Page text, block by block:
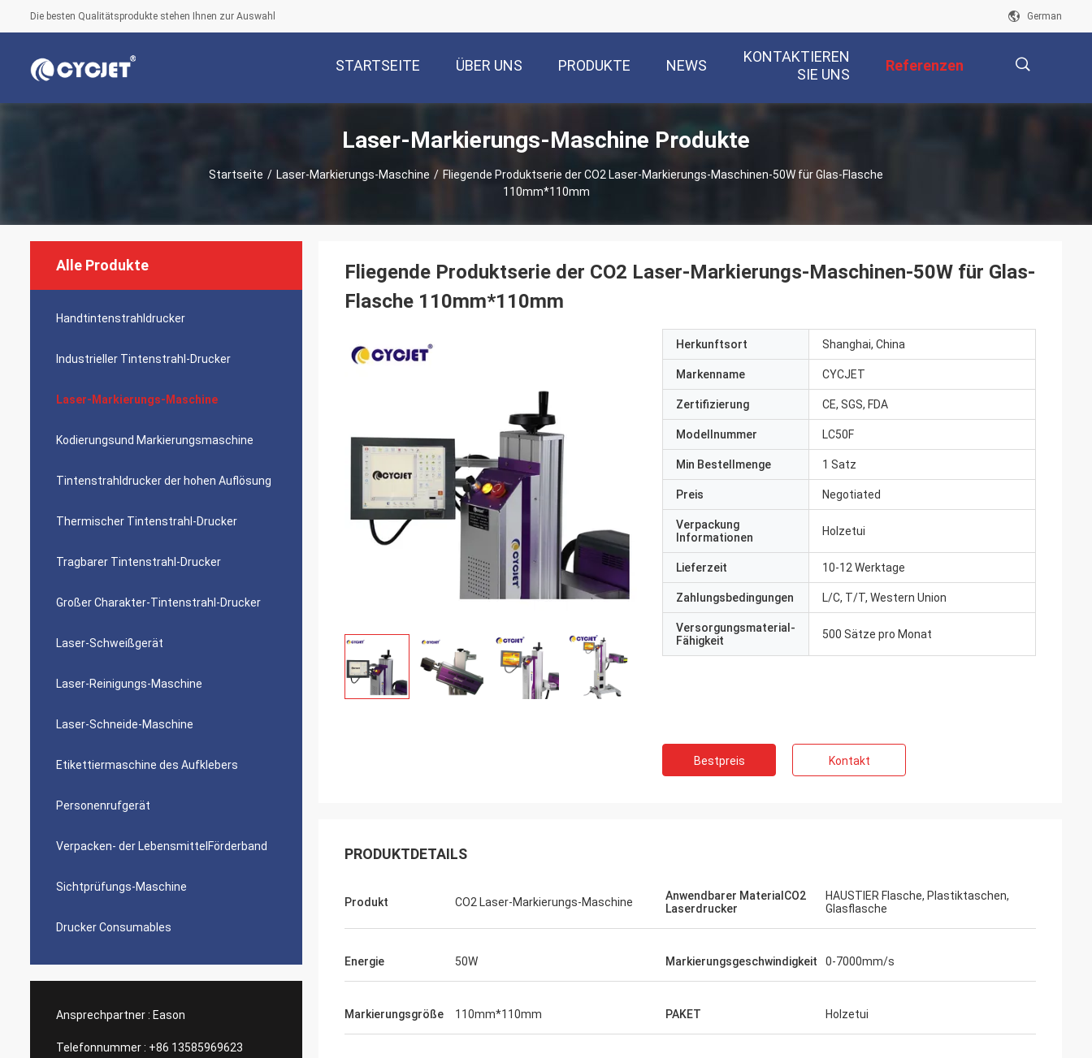
Die besten Qualitätsprodukte stehen Ihnen zur Auswahl German
STARTSEITE ÜBER UNS PRODUKTE NEWS
KONTAKTIEREN
SIE UNS
Referenzen
Laser-Markierungs-Maschine Produkte
Startseite / Laser-Markierungs-Maschine / Fliegende Produktserie der CO2 Laser-Markierungs-Maschinen-50W für Glas-Flasche
110mm*110mm
Alle Produkte
Handtintenstrahldrucker
Industrieller Tintenstrahl-Drucker
Laser-Markierungs-Maschine
Kodierungsund Markierungsmaschine
Tintenstrahldrucker der hohen Auflösung
Thermischer Tintenstrahl-Drucker
Tragbarer Tintenstrahl-Drucker
Großer Charakter-Tintenstrahl-Drucker
Laser-Schweißgerät
Laser-Reinigungs-Maschine
Laser-Schneide-Maschine
Etikettiermaschine des Aufklebers
Personenrufgerät
Verpacken- der LebensmittelFörderband
Sichtprüfungs-Maschine
Drucker Consumables
Ansprechpartner : Eason
Telefonnummer : +86 13585969623
Fliegende Produktserie der CO2 Laser-Markierungs-Maschinen-50W für Glas-
Flasche 110mm*110mm
Herkunftsort Shanghai, China
Markenname CYCJET
Zertifizierung CE, SGS, FDA
Modellnummer LC50F
Min Bestellmenge 1 Satz
Preis Negotiated
Verpackung
Informationen
Holzetui
Lieferzeit 10-12 Werktage
Zahlungsbedingungen L/C, T/T, Western Union
Versorgungsmaterial-
Fähigkeit
500 Sätze pro Monat
Bestpreis Kontakt
PRODUKTDETAILS
Produkt CO2 Laser-Markierungs-Maschine
Anwendbarer MaterialCO2
Laserdrucker
HAUSTIER Flasche, Plastiktaschen,
Glasflasche
Energie 50W Markierungsgeschwindigkeit 0-7000mm/s
Markierungsgröße 110mm*110mm PAKET Holzetui